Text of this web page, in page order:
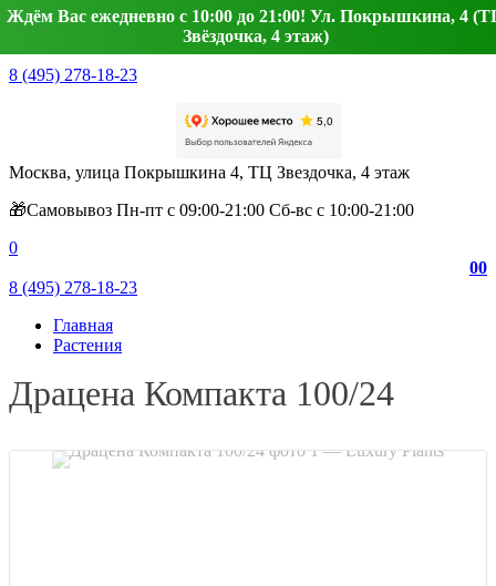
Ждём Вас ежедневно с 10:00 до 21:00! Ул. Покрышкина, 4
Звёздочка, 4 этаж)
8 (495) 278-18-23
Москва, улица Покрышкина 4, ТЦ Звездочка, 4 этаж
🎁Самовывоз Пн-пт с 09:00-21:00 Сб-вс с 10:00-21:00
0
00
8 (495) 278-18-23
Главная
Растения
Драцена Компакта 100/24